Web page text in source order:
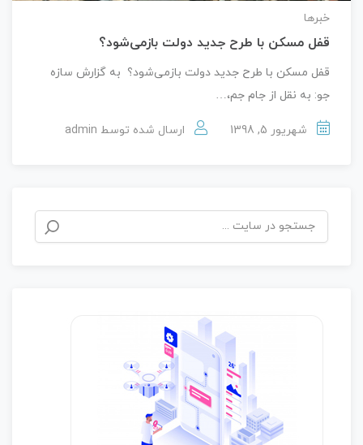
خبرها
قفل مسکن با طرح جدید دولت باز‌می‌شود؟
قفل مسکن با طرح جدید دولت باز‌می‌شود؟ به گزارش سازه
جو: به نقل از جام جم،…
شهریور 5, 1398 ارسال شده توسط admin